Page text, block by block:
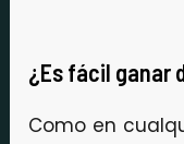
¿Es fácil ganar
Como en